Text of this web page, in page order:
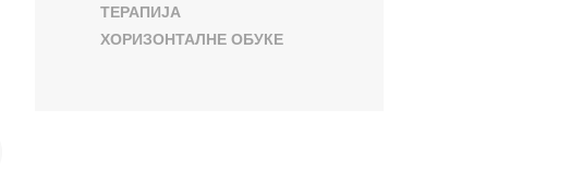
ТЕРАПИЈА
ХОРИЗОНТАЛНЕ ОБУКЕ